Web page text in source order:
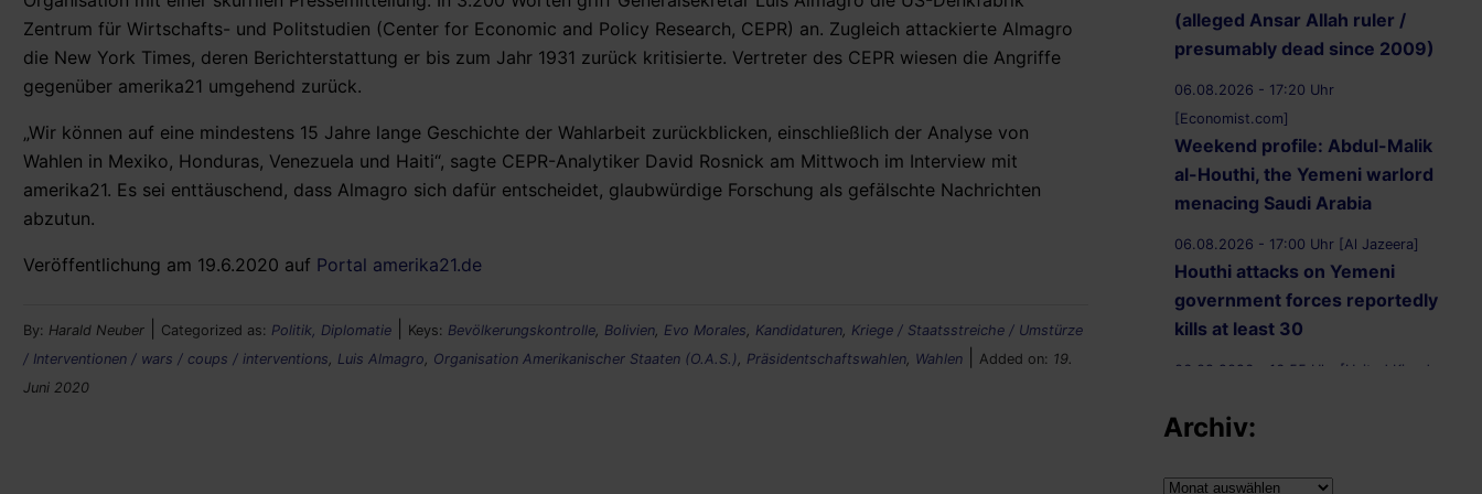
Zentrum für Wirtschafts- und Politstudien (Center for Economic and Policy Research, CEPR) an. Zugleich attackierte Almagro
die New York Times, deren Berichterstattung er bis zum Jahr 1931 zurück kritisierte. Vertreter des CEPR wiesen die Angriffe
gegenüber amerika21 umgehend zurück.
„Wir können auf eine mindestens 15 Jahre lange Geschichte der Wahlarbeit zurückblicken, einschließlich der Analyse von
Wahlen in Mexiko, Honduras, Venezuela und Haiti“, sagte CEPR-Analytiker David Rosnick am Mittwoch im Interview mit
amerika21. Es sei enttäuschend, dass Almagro sich dafür entscheidet, glaubwürdige Forschung als gefälschte Nachrichten
abzutun.
Veröffentlichung am 19.6.2020 auf Portal amerika21.de
By: Harald Neuber Categorized as: Politik, Diplomatie Keys: Bevölkerungskontrolle Bolivien Evo Morales Kandidaturen Kriege / Staatsstreiche / Umstürze
/ Interventionen / wars / coups / interventions
Luis Almagro Organisation Amerikanischer Staaten (O.A.S.) Präsidentschaftswahlen Wahlen Added on: 19.
Juni 2020
(alleged Ansar Allah ruler /
presumably dead since 2009)
06.08.2026 - 17:20 Uhr
[Economist.com]
Weekend profile: Abdul-Malik
al-Houthi, the Yemeni warlord
menacing Saudi Arabia
06.08.2026 - 17:00 Uhr [Al Jazeera]
Houthi attacks on Yemeni
government forces reportedly
kills at least 30
06.08.2026 - 16:55 Uhr [United Kingdom
R (on the application of
Secretary of State for the Home
Archiv:
Archiv: